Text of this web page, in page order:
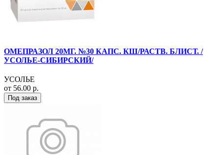
ОМЕПРАЗОЛ 20МГ. №30 КАПС. КШ/РАСТВ. БЛИСТ. /
УСОЛЬЕ-СИБИРСКИЙ/
УСОЛЬЕ
от 56.00 р.
Под заказ